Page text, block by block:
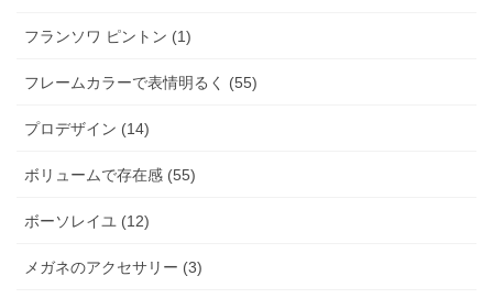
フランソワ ピントン (1)
フレームカラーで表情明るく (55)
プロデザイン (14)
ボリュームで存在感 (55)
ボーソレイユ (12)
メガネのアクセサリー (3)